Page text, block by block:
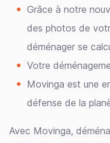
Grâce à notre
des photos de
déménager se
Votre
Movinga est une
défense de la
Avec Movinga,